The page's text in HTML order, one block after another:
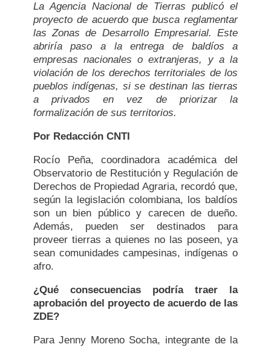
La Agencia Nacional de Tierras publicó el
proyecto de acuerdo que busca reglamentar
las Zonas de Desarrollo Empresarial. Este
abriría paso a la entrega de baldíos a
empresas nacionales o extranjeras, y a la
violación de los derechos territoriales de los
pueblos indígenas, si se destinan las tierras
a privados en vez de priorizar la
formalización de sus territorios.
Por Redacción CNTI
Rocío Peña, coordinadora académica del
Observatorio de Restitución y Regulación de
Derechos de Propiedad Agraria, recordó que,
según la legislación colombiana, los baldíos
son un bien público y carecen de dueño.
Además, pueden ser destinados para
proveer tierras a quienes no las poseen, ya
sean comunidades campesinas, indígenas o
afro.
¿Qué consecuencias podría traer la
aprobación del proyecto de acuerdo de las
ZDE?
Para Jenny Moreno Socha, integrante de la